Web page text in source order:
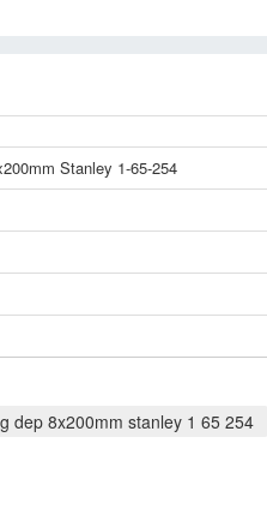
Stanley 1-65-254
dep 8x200mm stanley 1 65 254